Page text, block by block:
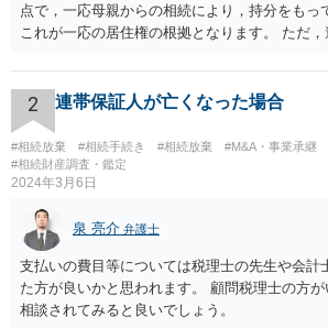
点で，一応母親からの相続により，持分をもっ
これが一応の居住権の根拠となります。 ただ
2 連帯保証人が亡くなった場合
#相続放棄 #相続手続き #相続放棄 #M&A・事業承継
#相続財産調査・鑑定
2024年3月6日
泉 亮介 弁護士
支払いの費目等については税理士の先生や会計
た方が良いかと思われます。 顧問税理士の方
相談されてみると良いでしょう。